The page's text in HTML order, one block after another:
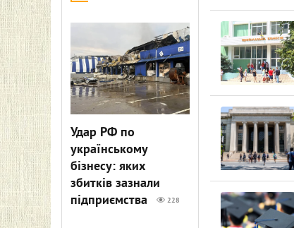
Удар РФ по
українському
бізнесу: яких
збитків зазнали
підприємства
228